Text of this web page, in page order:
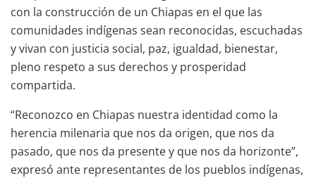
con la construcción de un Chiapas en el que las
comunidades indígenas sean reconocidas, escuchadas
y vivan con justicia social, paz, igualdad, bienestar,
pleno respeto a sus derechos y prosperidad
compartida.
“Reconozco en Chiapas nuestra identidad como la
herencia milenaria que nos da origen, que nos da
pasado, que nos da presente y que nos da horizonte”,
expresó ante representantes de los pueblos indígenas,